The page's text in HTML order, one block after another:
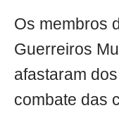
Os membros
Guerreiros
afastaram
combate das